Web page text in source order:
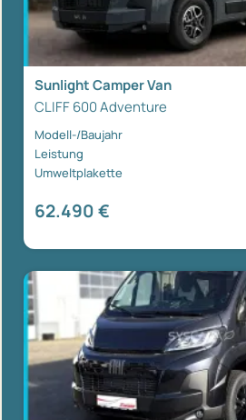
Sunlight Camper Van
CLIFF 600 Adventure
Modell-/Baujahr
Leistung
Umweltplakette
62.490 €